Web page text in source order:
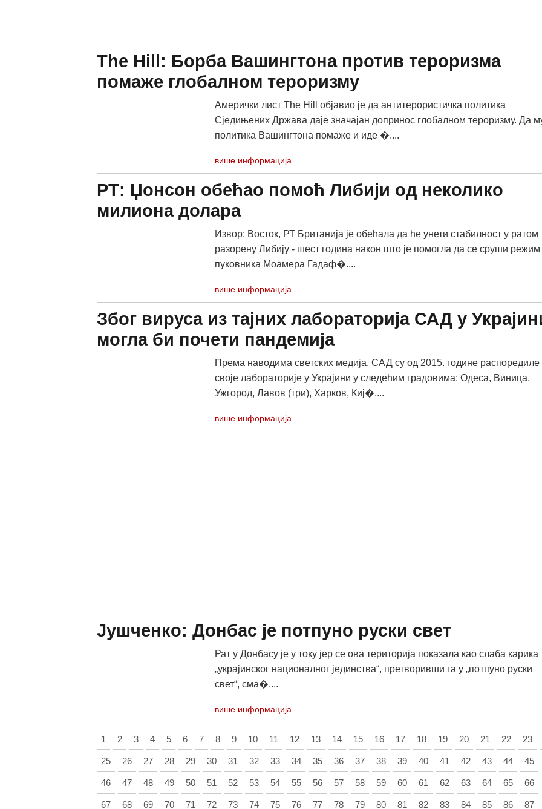
The Hill: Борба Вашингтона против тероризма
помаже глобалном тероризму
Амерички лист The Hill објавио је да антитерористичка политика
Сједињених Држава даје значајан допринос глобалном тероризму. Да
политика Вашингтона помаже и иде �....
више информација
РТ: Џонсон обећао помоћ Либији од неколико
милиона долара
Извор: Восток, РТ Британија је обећала да ће унети стабилност у ратом
разорену Либију - шест година након што је помогла да се сруши режим
пуковника Моамера Гадаф�....
више информација
Због вируса из тајних лабораторија САД у
могла би почети пандемија
Према наводима светских медија, САД су од 2015. године распоредиле
своје лабораторије у Украјини у следећим градовима: Одеса, Виница,
Ужгород, Лавов (три), Харков, Киј�....
више информација
Јушченко: Донбас је потпуно руски свет
Рат у Донбасу је у току јер се ова територија показала као слаба карика
„украјинског националног јединства“, претворивши га у „потпуно руски
свет“, сма�....
више информација
1 2 3 4 5 6 7 8 9 10 11 12 13 14 15 16 17 18 19 20 21 22 23
25 26 27 28 29 30 31 32 33 34 35 36 37 38 39 40 41 42 43 44 45
46 47 48 49 50 51 52 53 54 55 56 57 58 59 60 61 62 63 64 65 66
67 68 69 70 71 72 73 74 75 76 77 78 79 80 81 82 83 84 85 86 87